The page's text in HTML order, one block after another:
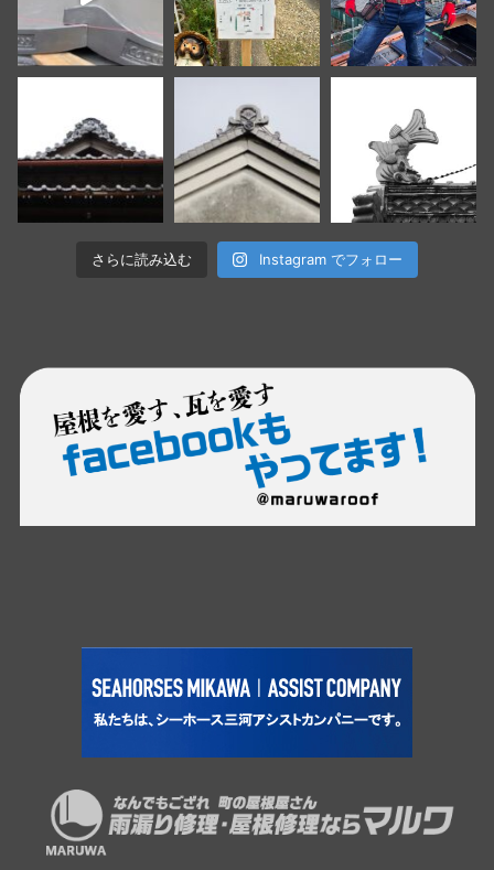
さらに読み込む Instagram でフォロー